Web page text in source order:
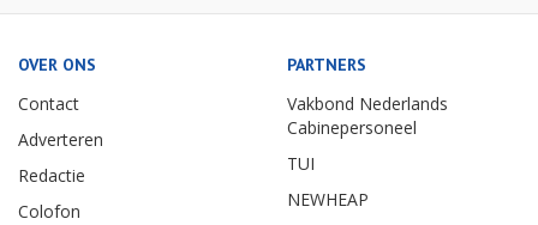
OVER ONS
Contact
Adverteren
Redactie
Colofon
PARTNERS
Vakbond Nederlands
Cabinepersoneel
TUI
NEWHEAP